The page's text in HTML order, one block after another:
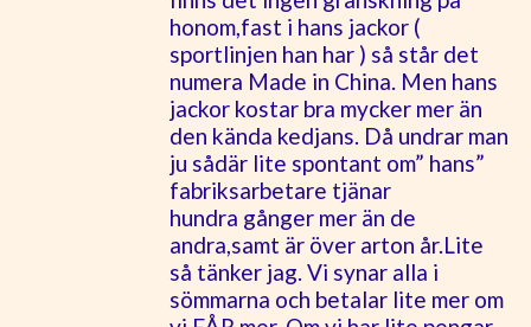
honom,fast i hans jackor (
sportlinjen han har ) så står det
numera Made in China. Men hans
jackor kostar bra mycker mer än
den kända kedjans. Då undrar man
ju sådär lite spontant om” hans”
fabriksarbetare tjänar
hundra gånger mer än de
andra,samt är över arton år.Lite
så tänker jag. Vi synar alla i
sömmarna och betalar lite mer om